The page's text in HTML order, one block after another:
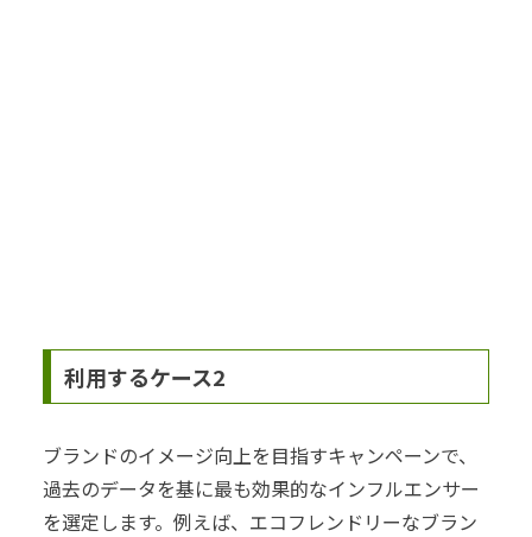
利用するケース2
ブランドのイメージ向上を目指すキャンペーンで、
過去のデータを基に最も効果的なインフルエンサー
を選定します。例えば、エコフレンドリーなブラン